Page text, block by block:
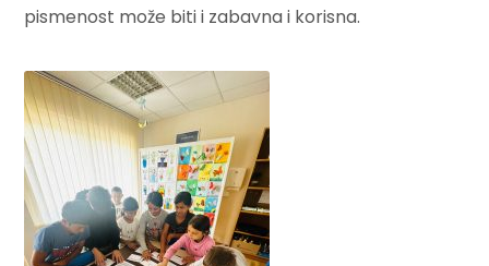
pismenost može biti i zabavna i korisna.